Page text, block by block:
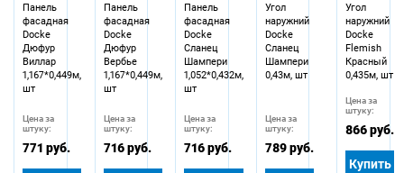
Панель
фасадная
Docke
Дюфур
Виллар
1,167*0,449м,
шт
Цена за
штуку:
771 руб.
Панель
фасадная
Docke
Дюфур
Вербье
1,167*0,449м,
шт
Цена за
штуку:
716 руб.
Панель
фасадная
Docke
Сланец
Шампери
1,052*0,432м,
шт
Цена за
штуку:
716 руб.
Угол
наружний
Docke
Сланец
Шампери
0,43м, шт
Цена за
штуку:
789 руб.
Угол
наружний
Docke
Flemish
Красный
0,435м, шт
Цена за
штуку:
866 руб.
Купить